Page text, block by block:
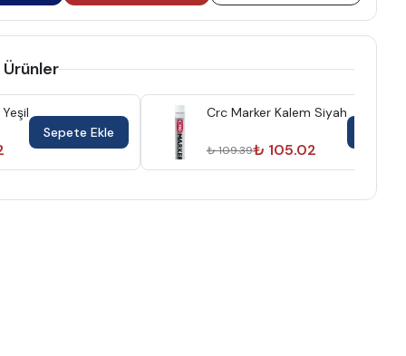
Sepete Ekle
Crc Marker Kalem Siyah
₺ 109.39₺ 105.02